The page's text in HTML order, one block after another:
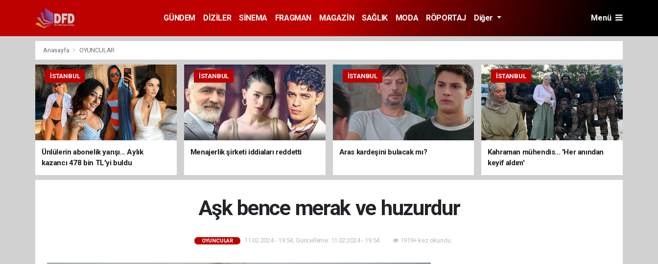
GÜNDEM DİZİLER SİNEMA FRAGMAN MAGAZİN SAĞLIK MODA RÖPORTAJ Diğer Menü
Anasayfa OYUNCULAR
İSTANBUL
Ünlülerin abonelik yarışı... Aylık
kazancı 478 bin TL'yi buldu
İSTANBUL
Menajerlik şirketi iddiaları reddetti
İSTANBUL
Aras kardeşini bulacak mı?
İSTANBUL
Kahraman mühendis... 'Her anından
keyif aldım'
Aşk bence merak ve huzurdur
OYUNCULAR 11.02.2024 - 19:54, Güncelleme: 11.02.2024 - 19:54 1919+ kez okundu.